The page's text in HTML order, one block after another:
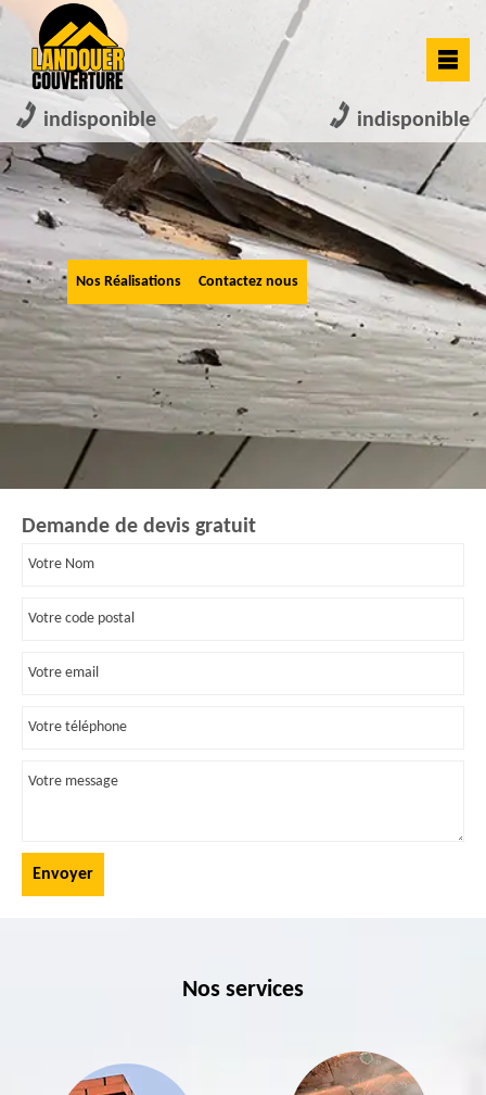
indisponible indisponible
Nos Réalisations Contactez nous
Demande de devis gratuit
Nos services